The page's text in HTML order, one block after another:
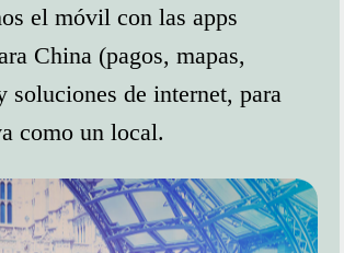
el móvil con las apps
China (pagos, mapas,
soluciones de internet, para
como un local.